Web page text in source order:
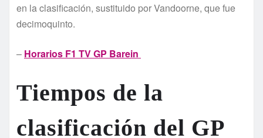
en la clasificación, sustituido por Vandoorne, que fue
decimoquinto.
– Horarios F1 TV GP Barein
Tiempos de la
clasificación del GP